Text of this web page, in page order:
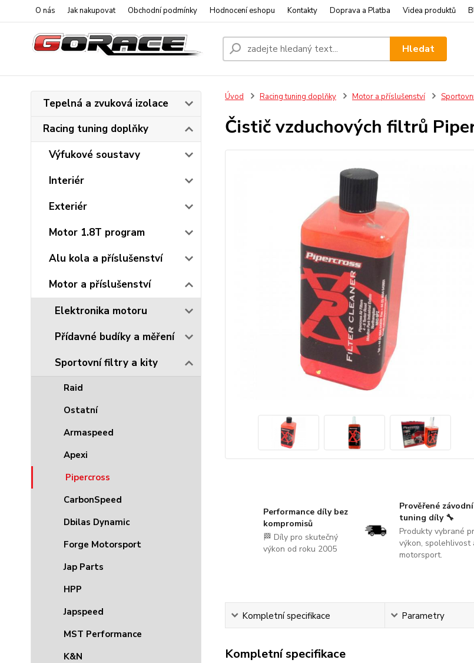
O nás Jak nakupovat Obchodní podmínky Hodnocení eshopu Kontakty Doprava a Platba Videa produktů
Hledat
Tepelná a zvuková izolace
Racing tuning doplňky
Výfukové soustavy
Interiér
Exteriér
Motor 1.8T program
Alu kola a příslušenství
Motor a příslušenství
Elektronika motoru
Přídavné budíky a měření
Sportovní filtry a kity
Raid
Ostatní
Armaspeed
Apexi
Pipercross
CarbonSpeed
Dbilas Dynamic
Forge Motorsport
Jap Parts
HPP
Japspeed
MST Performance
K&N
Úvod Racing tuning doplňky Motor a příslušenství
Čistič vzduchových filtrů
Performance díly bez
kompromisů
🏁 Díly pro skutečný
výkon od roku 2005
Prověřené
tuning díly 🔧
Produkty vybrané
výkon, spolehlivost
motorsport.
Kompletní specifikace Parametry
Kompletní specifikace